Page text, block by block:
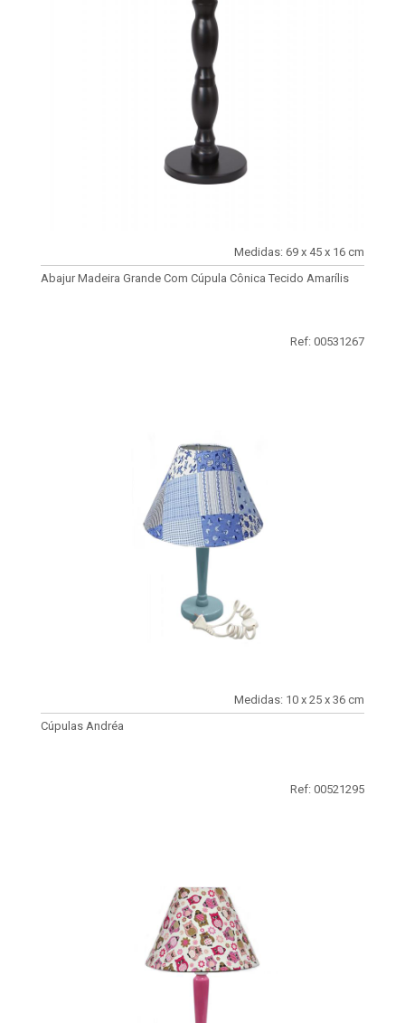
Medidas: 69 x 45 x 16 cm
Abajur Madeira Grande Com Cúpula Cônica Tecido Amarílis
Ref: 00531267
Medidas: 10 x 25 x 36 cm
Cúpulas Andréa
Ref: 00521295